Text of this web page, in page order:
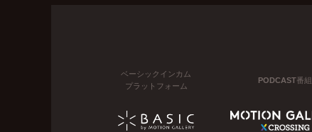
ベーシックインカム
プラットフォーム
PODCAST番組